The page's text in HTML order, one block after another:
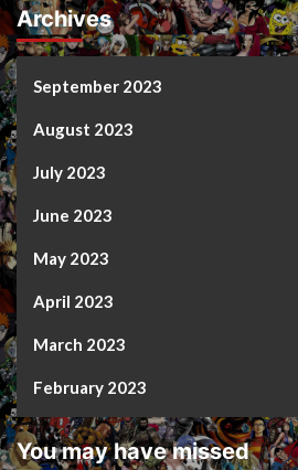
Archives
September 2023
August 2023
July 2023
June 2023
May 2023
April 2023
March 2023
February 2023
You may have missed